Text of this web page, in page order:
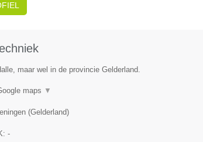
maar wel in de provincie Gelderland.
maps ▼
(Gelderland)
-